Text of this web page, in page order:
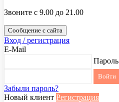
Звоните с 9.00 до 21.00
Сообщение с сайта
Вход / регистрация
E-Mail
Пароль
Забыли пароль?
Новый клиент Регистрация